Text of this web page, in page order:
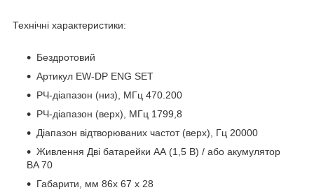
Технічні характеристики:
Бездротовий
Артикул EW-DP ENG SET
РЧ-діапазон (низ), МГц 470.200
РЧ-діапазон (верх), МГц 1799,8
Діапазон відтворюваних частот (верх), Гц 20000
Живлення Дві батарейки АА (1,5 В) / або акумулятор
BA 70
Габарити, мм 86x 67 x 28